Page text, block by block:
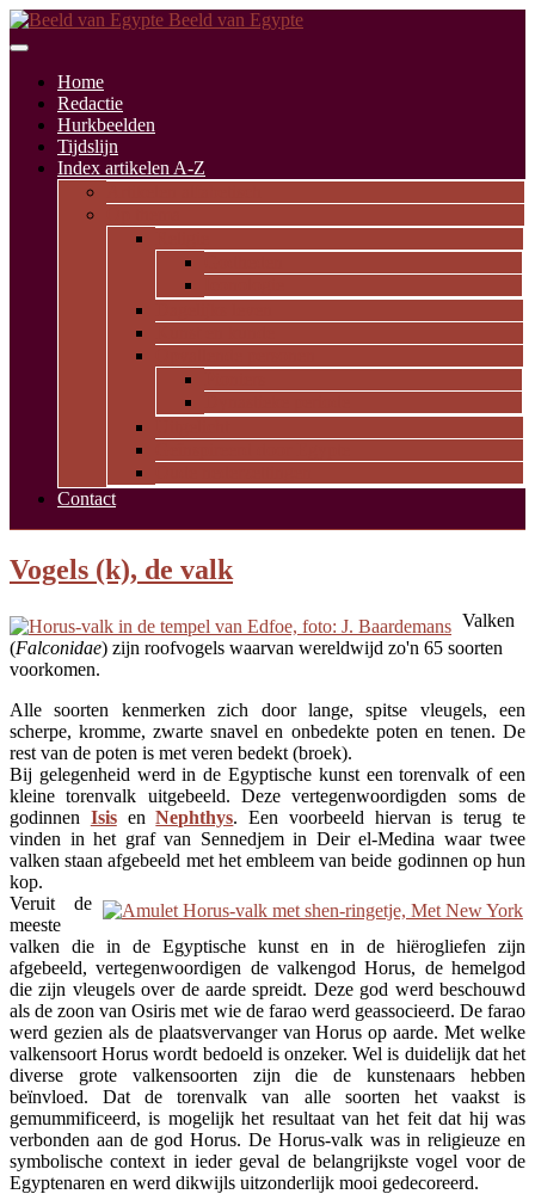
Beeld van Egypte
Home
Redactie
Hurkbeelden
Tijdslijn
Index artikelen A-Z
Contact
Vogels (k), de valk
Valken
(Falconidae) zijn roofvogels waarvan wereldwijd zo'n 65 soorten
voorkomen.
Alle soorten kenmerken zich door lange, spitse vleugels, een
scherpe, kromme, zwarte snavel en onbedekte poten en tenen. De
rest van de poten is met veren bedekt (broek).
Bij gelegenheid werd in de Egyptische kunst een torenvalk of een
kleine torenvalk uitgebeeld. Deze vertegenwoordigden soms de
godinnen IsisenNephthys. Een voorbeeld hiervan is terug te
vinden in het graf van Sennedjem in Deir el-Medina waar twee
valken staan afgebeeld met het embleem van beide godinnen op hun
kop.
Veruit de
meeste
valken die in de Egyptische kunst en in de hiërogliefen zijn
afgebeeld, vertegenwoordigen de valkengod Horus, de hemelgod
die zijn vleugels over de aarde spreidt. Deze god werd beschouwd
als de zoon van Osiris met wie de farao werd geassocieerd. De farao
werd gezien als de plaatsvervanger van Horus op aarde. Met welke
valkensoort Horus wordt bedoeld is onzeker. Wel is duidelijk dat het
diverse grote valkensoorten zijn die de kunstenaars hebben
beïnvloed. Dat de torenvalk van alle soorten het vaakst is
gemummificeerd, is mogelijk het resultaat van het feit dat hij was
verbonden aan de god Horus. De Horus-valk was in religieuze en
symbolische context in ieder geval de belangrijkste vogel voor de
Egyptenaren en werd dikwijls uitzonderlijk mooi gedecoreerd.